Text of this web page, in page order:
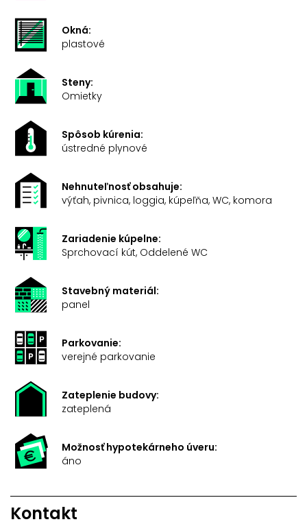
Okná:
plastové
Steny:
Omietky
Spôsob kúrenia:
ústredné plynové
Nehnuteľnosť obsahuje:
výťah, pivnica, loggia, kúpeľňa, WC, komora
Zariadenie kúpelne:
Sprchovací kút, Oddelené WC
Stavebný materiál:
panel
Parkovanie:
verejné parkovanie
Zateplenie budovy:
zateplená
Možnosť hypotekárneho úveru:
áno
Kontakt